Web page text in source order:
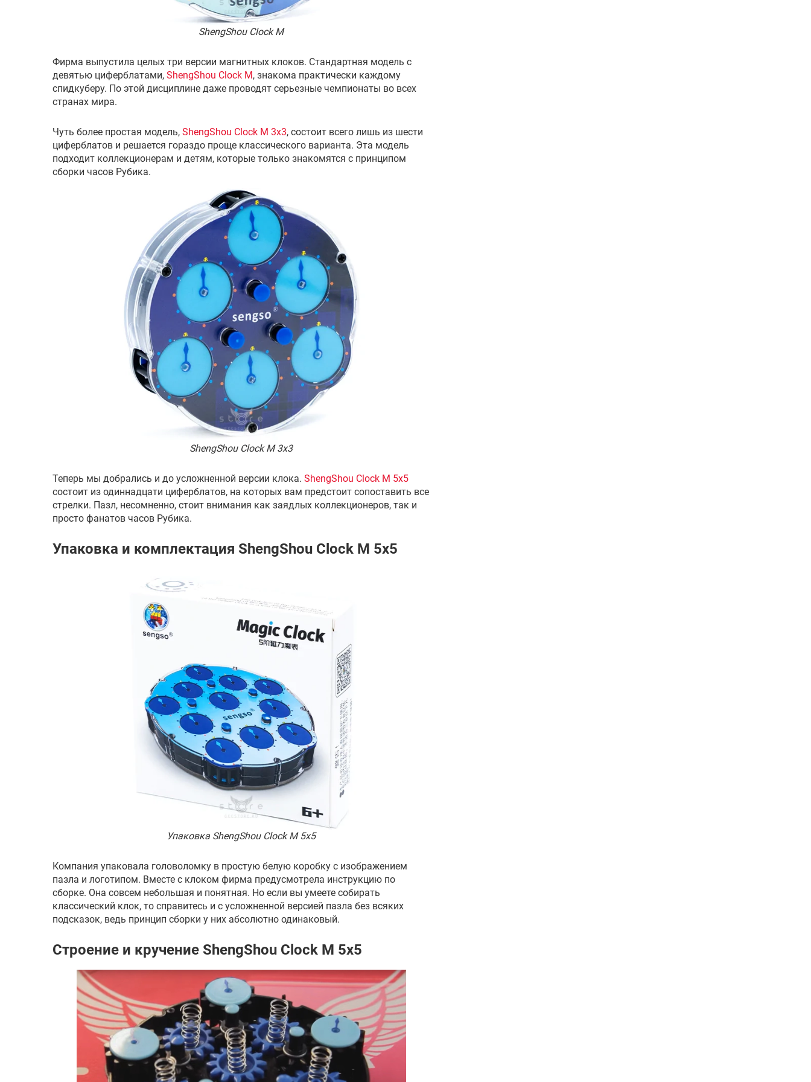
ShengShou Clock M
Фирма выпустила целых три версии магнитных клоков. Стандартная модель с
девятью циферблатами, ShengShou Clock M, знакома практически каждому
спидкуберу. По этой дисциплине даже проводят серьезные чемпионаты во всех
странах мира.
Чуть более простая модель, ShengShou Clock M 3x3, состоит всего лишь из шести
циферблатов и решается гораздо проще классического варианта. Эта модель
подходит коллекционерам и детям, которые только знакомятся с принципом
сборки часов Рубика.
ShengShou Clock M 3x3
Теперь мы добрались и до усложненной версии клока. ShengShou Clock M 5x5
состоит из одиннадцати циферблатов, на которых вам предстоит сопоставить все
стрелки. Пазл, несомненно, стоит внимания как заядлых коллекционеров, так и
просто фанатов часов Рубика.
Упаковка и комплектация ShengShou Clock M 5x5
Упаковка ShengShou Clock M 5x5
Компания упаковала головоломку в простую белую коробку с изображением
пазла и логотипом. Вместе с клоком фирма предусмотрела инструкцию по
сборке. Она совсем небольшая и понятная. Но если вы умеете собирать
классический клок, то справитесь и с усложненной версией пазла без всяких
подсказок, ведь принцип сборки у них абсолютно одинаковый.
Строение и кручение ShengShou Clock M 5x5